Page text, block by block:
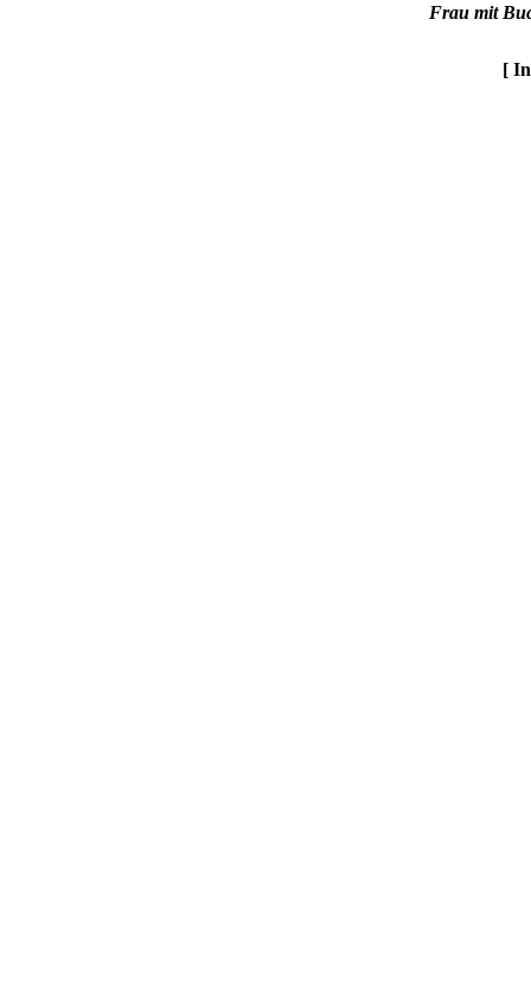
Frau mit
[